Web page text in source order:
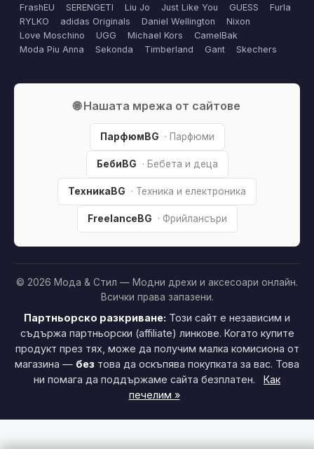
FrashEU
SERENGETI Liu Jo Just Like You GUESS
Furla
RYLKO
adidas Originals Daniel Wellington
Nixon
Love Moschino
UGG Michael Kors
CamelBak
Moda Piu Anna
Sekonda Timberland Gant Skechers
🌐 Нашата мрежа от сайтове
ПарфюмBG · Парфюми
БебиBG · Бебета и деца
ТехникаBG · Техника и електроника
FreelanceBG · Фрийлансъри
© 2026 Мода & Стил — Модни дрехи и аксесоари онлайн.
Всички права запазени.
Партньорско разкриване: Този сайт е независим и
съдържа партньорски (affiliate) линкове. Когато купите
продукт през тях, може да получим малка комисиона от
магазина — без това да оскъпява покупката за вас. Това
ни помага да поддържаме сайта безплатен.
Как
печелим »